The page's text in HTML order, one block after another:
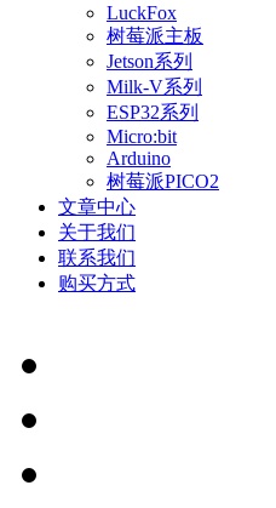
LuckFox
树莓派主板
Jetson系列
Milk-V系列
ESP32系列
Micro:bit
Arduino
树莓派PICO2
文章中心
关于我们
联系我们
购买方式